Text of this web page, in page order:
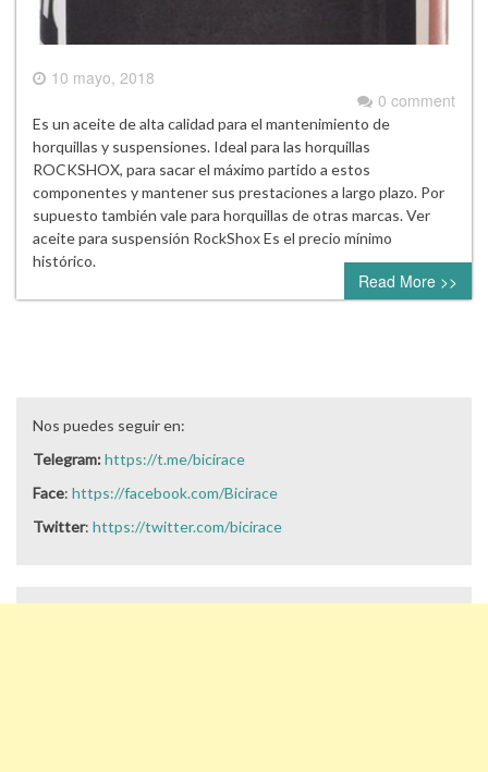
10 mayo, 2018
0 comment
Es un aceite de alta calidad para el mantenimiento de
horquillas y suspensiones. Ideal para las horquillas
ROCKSHOX, para sacar el máximo partido a estos
componentes y mantener sus prestaciones a largo plazo. Por
supuesto también vale para horquillas de otras marcas. Ver
aceite para suspensión RockShox Es el precio mínimo
histórico.
Read More >>
Nos puedes seguir en:
Telegram:https://t.me/bicirace
Face: https://facebook.com/Bicirace
Twitter: https://twitter.com/bicirace